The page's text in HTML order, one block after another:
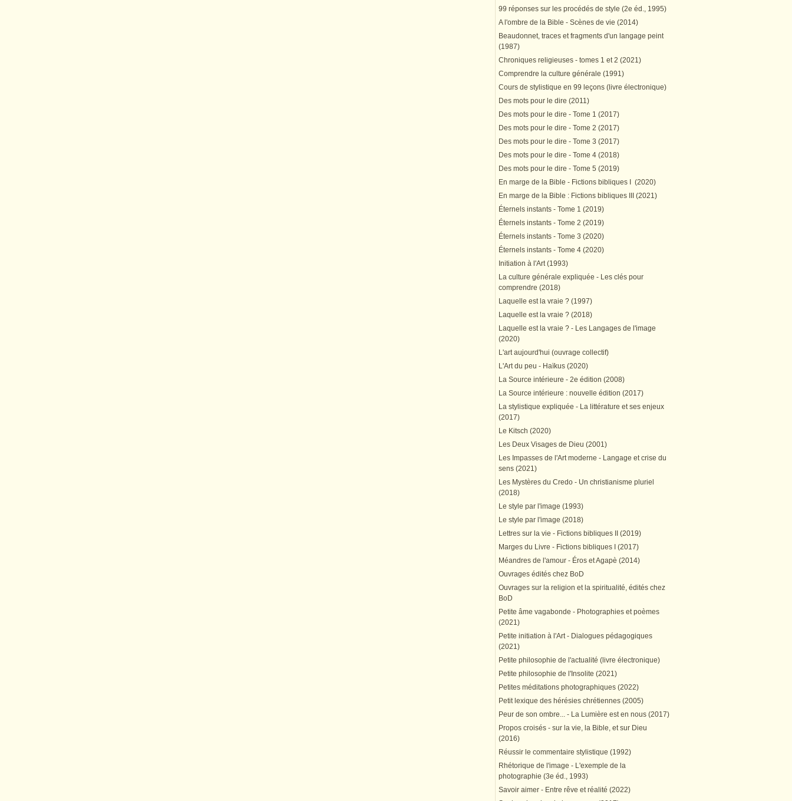
99 réponses sur les procédés de style (2e éd., 1995)
A l'ombre de la Bible - Scènes de vie (2014)
Beaudonnet, traces et fragments d'un langage peint
(1987)
Chroniques religieuses - tomes 1 et 2 (2021)
Comprendre la culture générale (1991)
Cours de stylistique en 99 leçons (livre électronique)
Des mots pour le dire (2011)
Des mots pour le dire - Tome 1 (2017)
Des mots pour le dire - Tome 2 (2017)
Des mots pour le dire - Tome 3 (2017)
Des mots pour le dire - Tome 4 (2018)
Des mots pour le dire - Tome 5 (2019)
En marge de la Bible - Fictions bibliques I (2020)
En marge de la Bible : Fictions bibliques III (2021)
Éternels instants - Tome 1 (2019)
Éternels instants - Tome 2 (2019)
Éternels instants - Tome 3 (2020)
Éternels instants - Tome 4 (2020)
Initiation à l'Art (1993)
La culture générale expliquée - Les clés pour
comprendre (2018)
Laquelle est la vraie ? (1997)
Laquelle est la vraie ? (2018)
Laquelle est la vraie ? - Les Langages de l'image
(2020)
L'art aujourd'hui (ouvrage collectif)
L'Art du peu - Haïkus (2020)
La Source intérieure - 2e édition (2008)
La Source intérieure : nouvelle édition (2017)
La stylistique expliquée - La littérature et ses enjeux
(2017)
Le Kitsch (2020)
Les Deux Visages de Dieu (2001)
Les Impasses de l'Art moderne - Langage et crise du
sens (2021)
Les Mystères du Credo - Un christianisme pluriel
(2018)
Le style par l'image (1993)
Le style par l'image (2018)
Lettres sur la vie - Fictions bibliques II (2019)
Marges du Livre - Fictions bibliques I (2017)
Méandres de l'amour - Éros et Agapè (2014)
Ouvrages édités chez BoD
Ouvrages sur la religion et la spiritualité, édités chez
BoD
Petite âme vagabonde - Photographies et poèmes
(2021)
Petite initiation à l'Art - Dialogues pédagogiques
(2021)
Petite philosophie de l'actualité (livre électronique)
Petite philosophie de l'Insolite (2021)
Petites méditations photographiques (2022)
Petit lexique des hérésies chrétiennes (2005)
Peur de son ombre... - La Lumière est en nous (2017)
Propos croisés - sur la vie, la Bible, et sur Dieu
(2016)
Réussir le commentaire stylistique (1992)
Rhétorique de l'image - L'exemple de la
photographie (3e éd., 1993)
Savoir aimer - Entre rêve et réalité (2022)